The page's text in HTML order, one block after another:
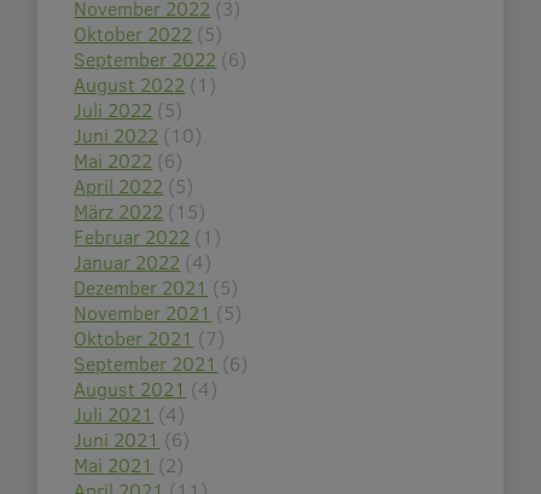
November 2022 (3)
Oktober 2022 (5)
September 2022 (6)
August 2022 (1)
Juli 2022 (5)
Juni 2022 (10)
Mai 2022 (6)
April 2022 (5)
März 2022 (15)
Februar 2022 (1)
Januar 2022 (4)
Dezember 2021 (5)
November 2021 (5)
Oktober 2021 (7)
September 2021 (6)
August 2021 (4)
Juli 2021 (4)
Juni 2021 (6)
Mai 2021 (2)